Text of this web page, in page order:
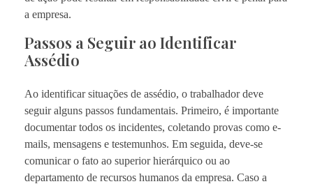
a empresa.
Passos a Seguir ao Identificar
Assédio
Ao identificar situações de assédio, o trabalhador deve
seguir alguns passos fundamentais. Primeiro, é importante
documentar todos os incidentes, coletando provas como e-
mails, mensagens e testemunhos. Em seguida, deve-se
comunicar o fato ao superior hierárquico ou ao
departamento de recursos humanos da empresa. Caso a